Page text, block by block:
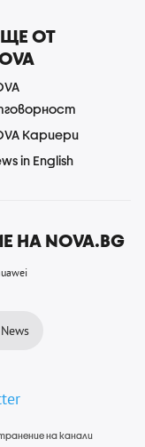
ОТ
Кариери
in English
NOVA.BG
на канали